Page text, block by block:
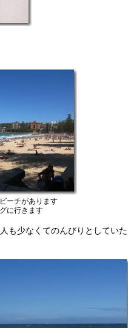
ーチがあります
に行きます
も少なくてのんびりとしていた